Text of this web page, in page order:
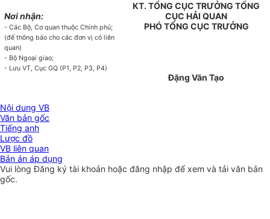
Nơi nhận:
- Các Bộ, Cơ quan thuộc Chính phủ;
(để thông báo cho các đơn vị có liên
quan)
- Bộ Ngoại giao;
- Lưu VT, Cục GQ (P1, P2, P3, P4)
KT. TỔNG CỤC TRƯỞNG TỔNG
CỤC HẢI QUAN
PHÓ TỔNG CỤC TRƯỞNG
Đặng Văn Tạo
Nội dung VB
Văn bản gốc
Tiếng anh
Lược đồ
VB liên quan
Bản án áp dụng
Vui lòngĐăng ký tài khoản hoặc đăng nhập để xem và tải văn bản
gốc.